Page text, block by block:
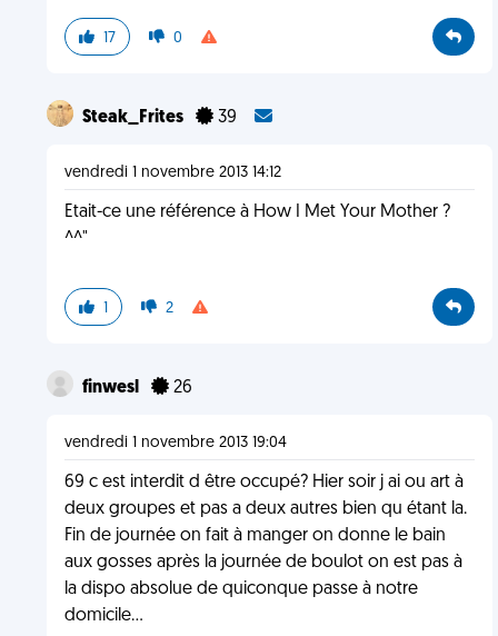
17 0
Steak_Frites 39
vendredi 1 novembre 2013 14:12
Etait-ce une référence à How I Met Your Mother ?
^^"
1 2
finwesl 26
vendredi 1 novembre 2013 19:04
69 c est interdit d être occupé? Hier soir j ai ou art à
deux groupes et pas a deux autres bien qu étant la.
Fin de journée on fait à manger on donne le bain
aux gosses après la journée de boulot on est pas à
la dispo absolue de quiconque passe à notre
domicile...